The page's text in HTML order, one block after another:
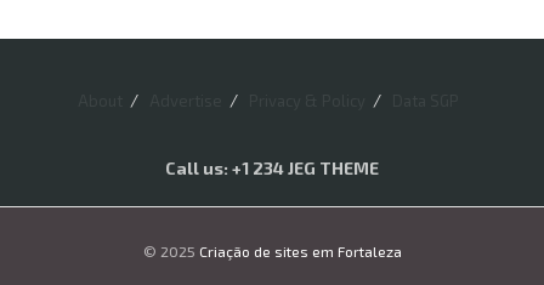
Call us: +1 234 JEG THEME
© 2025 Criação de sites em Fortaleza